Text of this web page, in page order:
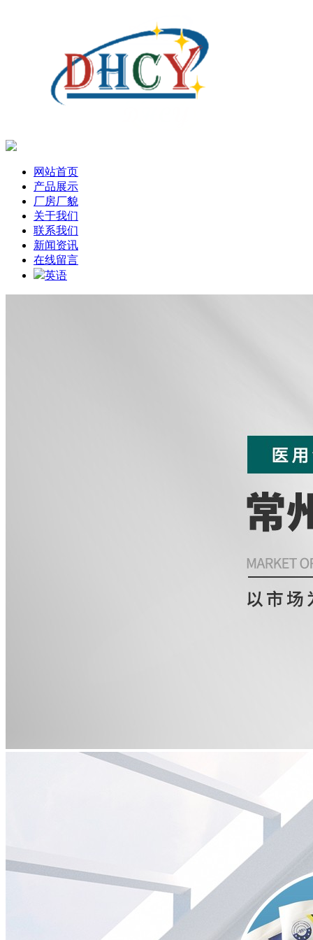
网站首页
产品展示
厂房厂貌
关于我们
联系我们
新闻资讯
在线留言
英语